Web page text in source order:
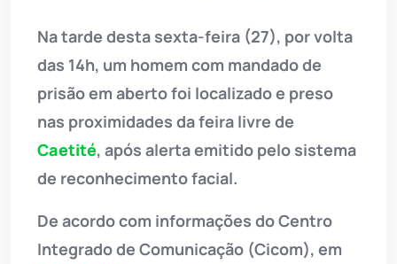
Na tarde desta sexta-feira (27), por volta
das 14h, um homem com mandado de
prisão em aberto foi localizado e preso
nas proximidades da feira livre de
Caetité, após alerta emitido pelo sistema
de reconhecimento facial.
De acordo com informações do Centro
Integrado de Comunicação (Cicom), em